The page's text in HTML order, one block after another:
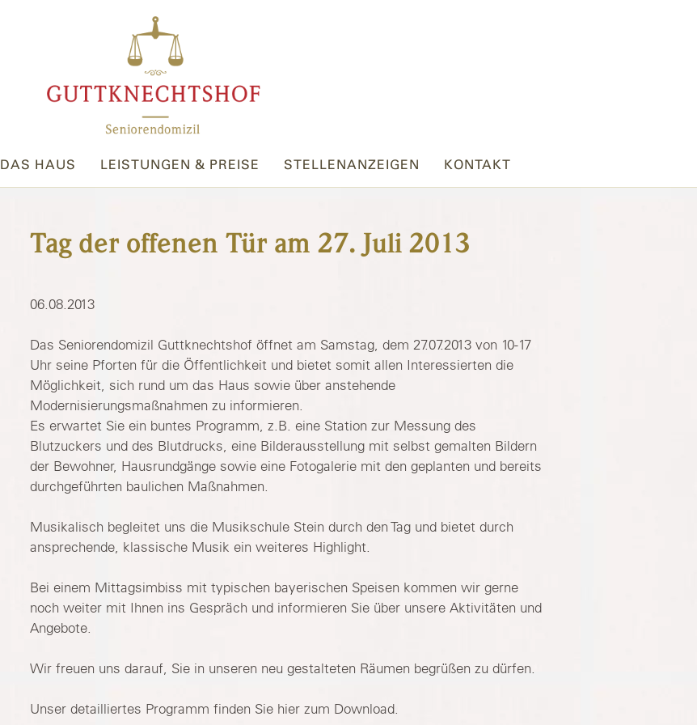
DAS HAUS LEISTUNGEN & PREISE STELLENANZEIGEN KONTAKT
Tag der offenen Tür am 27. Juli 2013
06.08.2013
Das Seniorendomizil Guttknechtshof öffnet am Samstag, dem 27.07.2013 von 10-17
Uhr seine Pforten für die Öffentlichkeit und bietet somit allen Interessierten die
Möglichkeit, sich rund um das Haus sowie über anstehende
Modernisierungsmaßnahmen zu informieren.
Es erwartet Sie ein buntes Programm, z.B. eine Station zur Messung des
Blutzuckers und des Blutdrucks, eine Bilderausstellung mit selbst gemalten Bildern
der Bewohner, Hausrundgänge sowie eine Fotogalerie mit den geplanten und bereits
durchgeführten baulichen Maßnahmen.
Musikalisch begleitet uns die Musikschule Stein durch den Tag und bietet durch
ansprechende, klassische Musik ein weiteres Highlight.
Bei einem Mittagsimbiss mit typischen bayerischen Speisen kommen wir gerne
noch weiter mit Ihnen ins Gespräch und informieren Sie über unsere Aktivitäten und
Angebote.
Wir freuen uns darauf, Sie in unseren neu gestalteten Räumen begrüßen zu dürfen.
Unser detailliertes Programm finden Sie hier zum Download.